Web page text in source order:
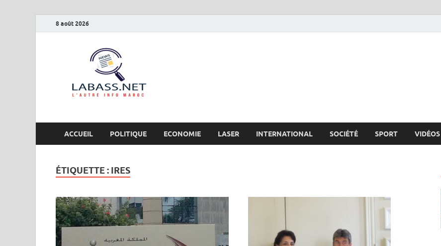
8 août 2026
ACCUEIL POLITIQUE ECONOMIE LASER INTERNATIONAL SOCIÉTÉ SPORT VIDÉOS
ÉTIQUETTE : IRES